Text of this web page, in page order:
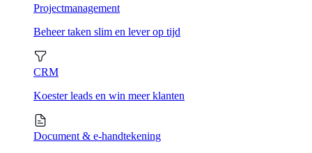
Projectmanagement
Beheer taken slim en lever op tijd
CRM
Koester leads en win meer klanten
Document & e-handtekening